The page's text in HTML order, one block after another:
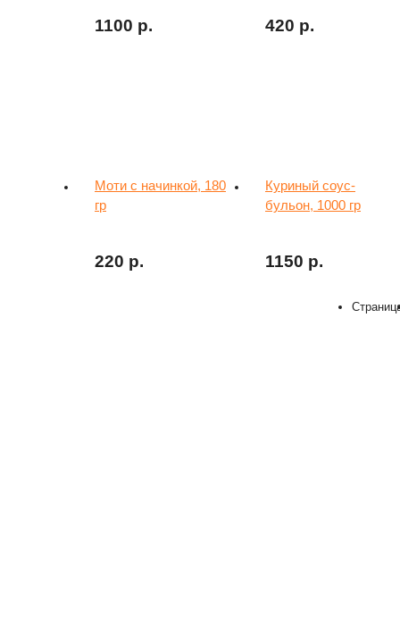
1100 р. 420 р.
Моти с начинкой, 180
гр
220 р.
Куриный соус-
бульон, 1000 гр
1150 р.